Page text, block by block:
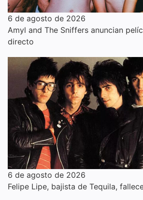
6 de agosto de 2026
Amyl and The Sniffers anuncian
directo
6 de agosto de 2026
Felipe Lipe, bajista de Tequila,